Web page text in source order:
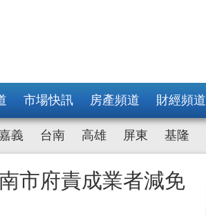
市場快訊 房產頻道 財經頻道
義 台南 高雄 屏東 基隆
市府責成業者減免